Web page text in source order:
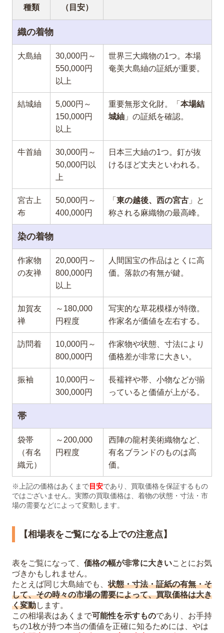
種類
（目安）
織の着物
大島紬
30,000円～
550,000円
以上
世界三大織物の1つ。本場
奄美大島紬の証紙が重要。
結城紬
5,000円～
150,000円
以上
重要無形文化財。「 本場結
城紬 」の証紙を確認。
牛首紬
30,000円～
50,000円以
上
日本三大紬の1つ。釘が抜
けるほど丈夫といわれる。
宮古上
布
50,000円～
400,000円
「 東の越後、西の宮古 」と
称される麻織物の最高峰。
染の着物
作家物
の友禅
20,000円～
800,000円
以上
人間国宝の作品はとくに高
価。落款の有無が鍵。
加賀友
禅
～180,000
円程度
写実的な草花模様が特徴。
作家名が価値を左右する。
訪問着
10,000円～
800,000円
作家物や状態、寸法により
価格差が非常に大きい。
振袖
10,000円～
300,000円
長襦袢や帯、小物などが揃
っていると価値が上がる。
帯
袋帯
（有名
織元）
～200,000
円程度
西陣の龍村美術織物など、
有名ブランドのものは高
価。
※上記の価格はあくまで目安であり、買取価格を保証するもの
ではございません。実際の買取価格は、着物の状態・寸法・市
場の需要などによって変動します。
【相場表をご覧になる上での注意点】
表をご覧になって、 価格の幅が非常に大きいことにお気
づきかもしれません。
たとえば同じ大島紬でも、状態・寸法・証紙の有無・そ
して、その時々の市場の需要によって、買取価格は大き
く変動します。
この相場表はあくまで可能性を示すものであり、お手持
ちの1枚が持つ本当の価値を正確に知るためには、やは